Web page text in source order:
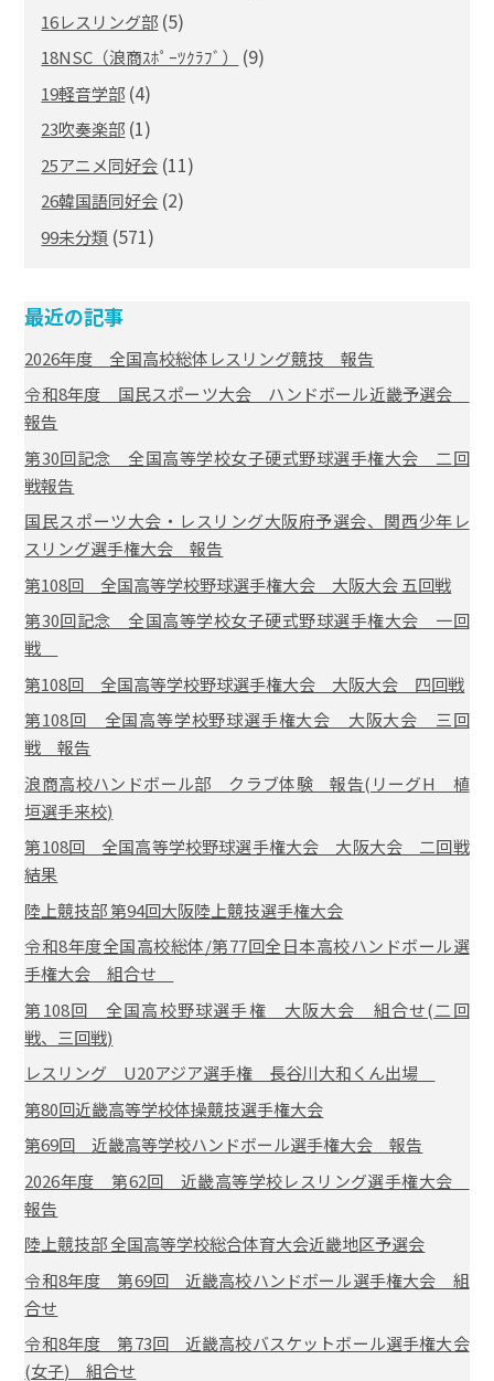
16レスリング部 (5)
18NSC（浪商ｽﾎﾟｰﾂｸﾗﾌﾞ） (9)
19軽音学部 (4)
23吹奏楽部 (1)
25アニメ同好会 (11)
26韓国語同好会 (2)
99未分類 (571)
最近の記事
2026年度 全国高校総体レスリング競技 報告
令和8年度 国民スポーツ大会 ハンドボール近畿予選会
報告
第30回記念 全国高等学校女子硬式野球選手権大会 二回
戦報告
国民スポーツ大会・レスリング大阪府予選会、関西少年レ
スリング選手権大会 報告
第108回 全国高等学校野球選手権大会 大阪大会 五回戦
第30回記念 全国高等学校女子硬式野球選手権大会 一回
戦
第108回 全国高等学校野球選手権大会 大阪大会 四回戦
第108回 全国高等学校野球選手権大会 大阪大会 三回
戦 報告
浪商高校ハンドボール部 クラブ体験 報告(リーグH 植
垣選手来校)
第108回 全国高等学校野球選手権大会 大阪大会 二回戦
結果
陸上競技部 第94回大阪陸上競技選手権大会
令和8年度全国高校総体/第77回全日本高校ハンドボール選
手権大会 組合せ
第108回 全国高校野球選手権 大阪大会 組合せ(二回
戦、三回戦)
レスリング U20アジア選手権 長谷川大和くん出場
第80回近畿高等学校体操競技選手権大会
第69回 近畿高等学校ハンドボール選手権大会 報告
2026年度 第62回 近畿高等学校レスリング選手権大会
報告
陸上競技部 全国高等学校総合体育大会近畿地区予選会
令和8年度 第69回 近畿高校ハンドボール選手権大会 組
合せ
令和8年度 第73回 近畿高校バスケットボール選手権大会
(女子) 組合せ